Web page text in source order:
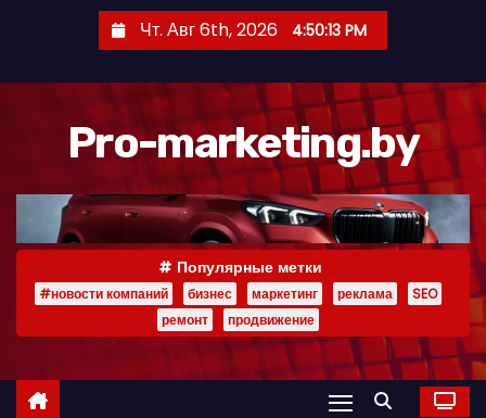
р
Чт. Авг 6th, 2026 4:50:14 PM
Pro-marketing.by
Популярные метки
#новости компаний бизнес маркетинг реклама
SEO
ремонт
продвижение